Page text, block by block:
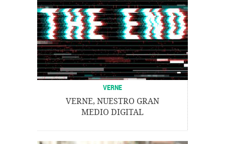
VERNE
VERNE, NUESTRO GRAN
MEDIO DIGITAL